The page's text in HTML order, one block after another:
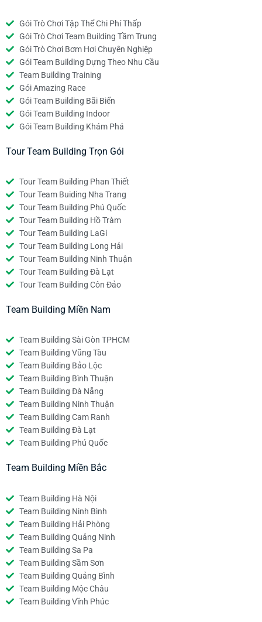
Gói Trò Chơi Tập Thể Chi Phí Thấp
Gói Trò Chơi Team Building Tầm Trung
Gói Trò Chơi Bơm Hơi Chuyên Nghiệp
Gói Team Building Dựng Theo Nhu Cầu
Team Building Training
Gói Amazing Race
Gói Team Building Bãi Biển
Gói Team Building Indoor
Gói Team Building Khám Phá
Tour Team Building Trọn Gói
Tour Team Building Phan Thiết
Tour Team Buiding Nha Trang
Tour Team Building Phú Quốc
Tour Team Building Hồ Tràm
Tour Team Building LaGi
Tour Team Building Long Hải
Tour Team Building Ninh Thuận
Tour Team Building Đà Lạt
Tour Team Building Côn Đảo
Team Building Miền Nam
Team Building Sài Gòn TPHCM
Team Building Vũng Tàu
Team Building Bảo Lộc
Team Building Bình Thuận
Team Building Đà Nẵng
Team Building Ninh Thuận
Team Building Cam Ranh
Team Building Đà Lạt
Team Building Phú Quốc
Team Building Miền Bắc
Team Building Hà Nội
Team Building Ninh Bình
Team Building Hải Phòng
Team Building Quảng Ninh
Team Building Sa Pa
Team Building Sầm Sơn
Team Building Quảng Bình
Team Building Mộc Châu
Team Building Vĩnh Phúc